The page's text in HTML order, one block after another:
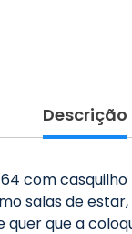
Descrição
com
salas de
quer que a